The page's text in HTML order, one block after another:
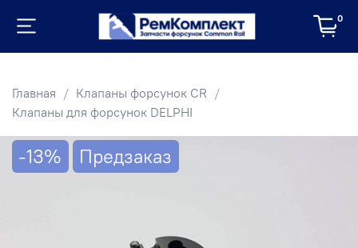
0
Главная
Клапаны форсунок CR
Клапаны для форсунок DELPHI
-13% Предзаказ